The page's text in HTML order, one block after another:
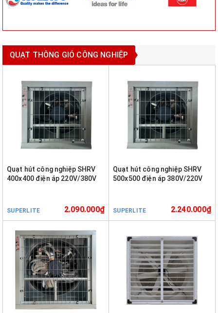
QUẠT THÔNG GIÓ CÔNG NGHIỆP
Quạt hút công nghiệp SHRV
400x400 điện áp 220V/380V
SUPERLITE 2.090.000₫
Quạt hút công nghiệp SHRV
500x500 điện áp 380V/220V
SUPERLITE 2.240.000₫